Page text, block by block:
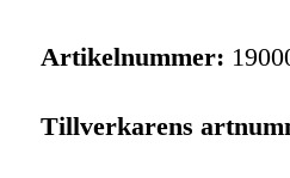
Artikelnummer:
Tillverkarens